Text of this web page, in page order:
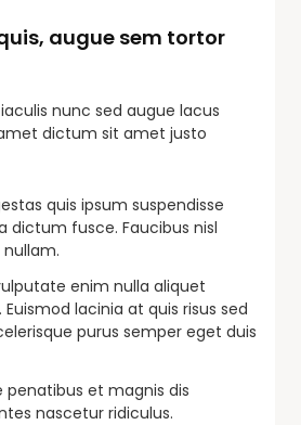
augue sem tortor
nunc sed augue lacus
dictum sit amet justo
quis ipsum suspendisse
dictum fusce. Faucibus nisl
enim nulla aliquet
lacinia at quis risus sed
purus semper eget duis
penatibus et magnis dis
nascetur ridiculus.